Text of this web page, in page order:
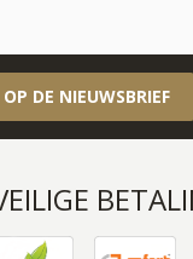
DE NIEUWSBRIEF